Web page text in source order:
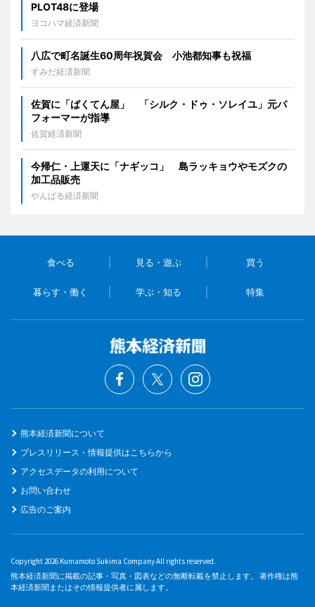
PLOT48に登場
ヨコハマ経済新聞
八広で町名誕生60周年祝賀会 小池都知事も祝福
すみだ経済新聞
佐賀に「ばくてん屋」 「シルク・ドゥ・ソレイユ」元パ
フォーマーが指導
佐賀経済新聞
今帰仁・上運天に「ナギッコ」 島ラッキョウやモズクの
加工品販売
やんばる経済新聞
食べる 見る・遊ぶ 買う
暮らす・働く 学ぶ・知る 特集
熊本経済新聞について
プレスリリース・情報提供はこちらから
アクセスデータの利用について
お問い合わせ
広告のご案内
Copyright 2026 Kumamoto Sukima Company All rights reserved.
熊本経済新聞に掲載の記事・写真・図表などの無断転載を禁止します。 著作権は熊
本経済新聞またはその情報提供者に属します。